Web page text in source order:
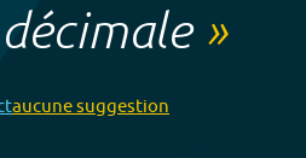
»
aucunesuggestion